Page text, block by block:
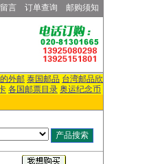
言 订单查询 邮购须知
外邮 泰国邮品 台湾邮品欣
各国邮票目录 奥运纪念币